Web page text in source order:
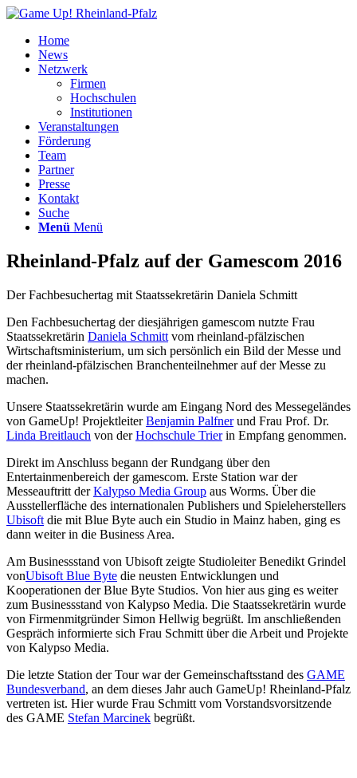
Home
News
Netzwerk
Firmen
Hochschulen
Institutionen
Veranstaltungen
Förderung
Team
Partner
Presse
Kontakt
Suche
Menü Menü
Rheinland-Pfalz auf der Gamescom 2016
Der Fachbesuchertag mit Staatssekretärin Daniela Schmitt
Den Fachbesuchertag der diesjährigen gamescom nutzte Frau
Staatssekretärin Daniela Schmitt vom rheinland-pfälzischen
Wirtschaftsministerium, um sich persönlich ein Bild der Messe und
der rheinland-pfälzischen Branchenteilnehmer auf der Messe zu
machen.
Unsere Staatssekretärin wurde am Eingang Nord des Messegeländes
von GameUp! ProjektleiterBenjamin Palfnerund Frau Prof. Dr.
Linda Breitlauch von derHochschule Trierin Empfang genommen.
Direkt im Anschluss begann der Rundgang über den
Entertainmenbereich der gamescom. Erste Station war der
Messeauftritt derKalypso Media Group aus Worms. Über die
Ausstellerfläche des internationalen Publishers und Spieleherstellers
Ubisoft die mit Blue Byte auch ein Studio in Mainz haben, ging es
dann weiter in die Business Area.
Am Businessstand von Ubisoft zeigte Studioleiter Benedikt Grindel
vonUbisoft Blue Byte die neusten Entwicklungen und
Kooperationen der Blue Byte Studios. Von hier aus ging es weiter
zum Businessstand von Kalypso Media. Die Staatssekretärin wurde
von Firmenmitgründer Simon Hellwig begrüßt. Im anschließenden
Gespräch informierte sich Frau Schmitt über die Arbeit und Projekte
von Kalypso Media.
Die letzte Station der Tour war der Gemeinschaftsstand des GAME
Bundesverband, an dem dieses Jahr auch GameUp! Rheinland-Pfalz
vertreten ist. Hier wurde Frau Schmitt vom Vorstandsvorsitzende
des GAME Stefan Marcinek begrüßt.